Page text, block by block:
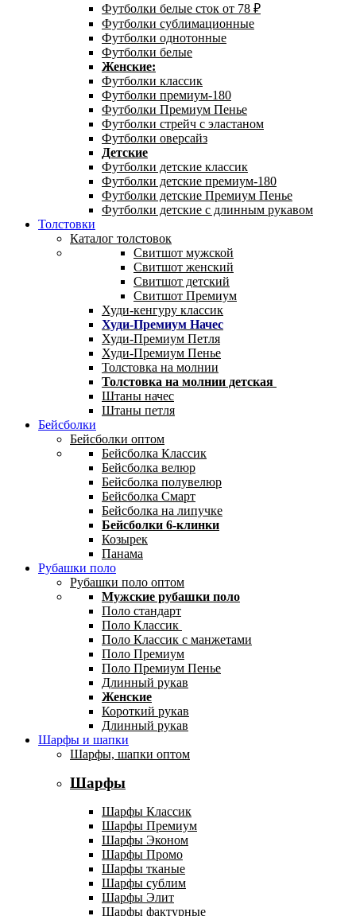
Футболки белые сток от 78 ₽
Футболки сублимационные
Футболки однотонные
Футболки белые
Женские:
Футболки классик
Футболки премиум-180
Футболки Премиум Пенье
Футболки стрейч с эластаном
Футболки оверсайз
Детские
Футболки детские классик
Футболки детские премиум-180
Футболки детские Премиум Пенье
Футболки детские с длинным рукавом
Толстовки
Каталог толстовок
Свитшот мужской
Свитшот женский
Свитшот детский
Свитшот Премиум
Худи-кенгуру классик
Худи-Премиум Начес
Худи-Премиум Петля
Худи-Премиум Пенье
Толстовка на молнии
Толстовка на молнии детская
Штаны начес
Штаны петля
Бейсболки
Бейсболки оптом
Бейсболка Классик
Бейсболка велюр
Бейсболка полувелюр
Бейсболка Смарт
Бейсболка на липучке
Бейсболки 6-клинки
Козырек
Панама
Рубашки поло
Рубашки поло оптом
Мужские рубашки поло
Поло стандарт
Поло Классик
Поло Классик с манжетами
Поло Премиум
Поло Премиум Пенье
Длинный рукав
Женские
Короткий рукав
Длинный рукав
Шарфы и шапки
Шарфы, шапки оптом
Шарфы
Шарфы Классик
Шарфы Премиум
Шарфы Эконом
Шарфы Промо
Шарфы тканые
Шарфы сублим
Шарфы Элит
Шарфы фактурные